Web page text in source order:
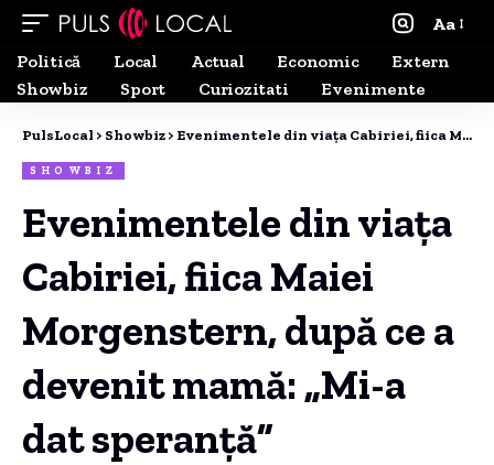
Aa
Politică
Local Actual Economic
Extern
Showbiz
Sport Curiozitati Evenimente
PulsLocal > Showbiz > Evenimentele din viața Cabiriei, fiica Maiei Morgenstern, după ce a devenit mamă: „Mi-a dat speranță”
SHOWBIZ
Evenimentele din viața
Cabiriei, fiica Maiei
Morgenstern, după ce a
devenit mamă: „Mi-a
dat speranță”